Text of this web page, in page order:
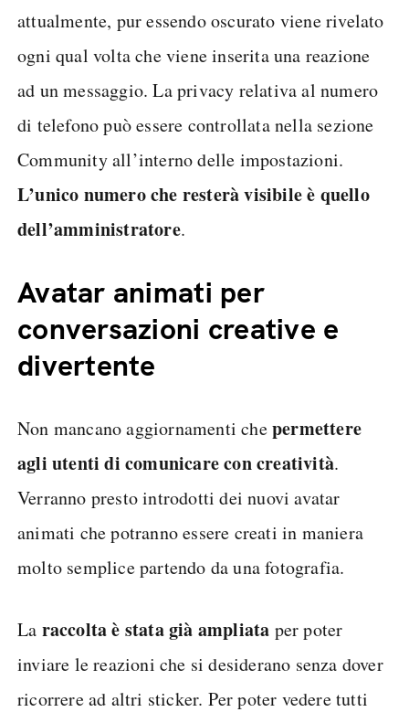
attualmente, pur essendo oscurato viene rivelato
ogni qual volta che viene inserita una reazione
ad un messaggio. La privacy relativa al numero
di telefono può essere controllata nella sezione
Community all’interno delle impostazioni.
L’unico numero che resterà visibile è quello
dell’amministratore.
Avatar animati per
conversazioni creative e
divertente
Non mancano aggiornamenti chepermettere
agli utenti di comunicare con creatività.
Verranno presto introdotti dei nuovi avatar
animati che potranno essere creati in maniera
molto semplice partendo da una fotografia.
La raccolta è stata già ampliata per poter
inviare le reazioni che si desiderano senza dover
ricorrere ad altri sticker. Per poter vedere tutti